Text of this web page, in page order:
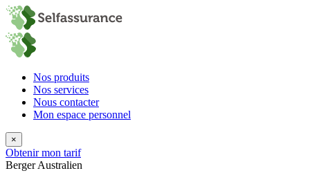
Nos produits
Nos services
Nous contacter
Mon espace personnel
×
Obtenir mon tarif
Berger Australien